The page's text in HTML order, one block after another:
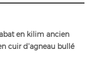
en kilim ancien
cuir d'agneau bullé